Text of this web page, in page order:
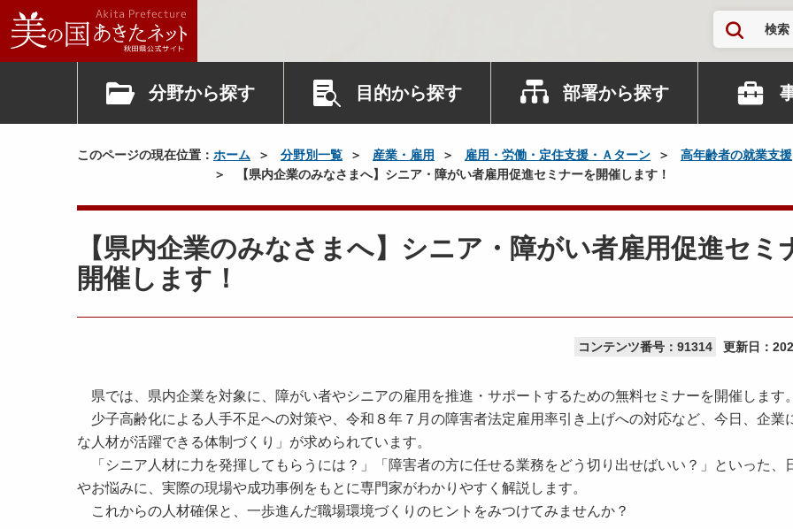
検索
分野から探す 目的から探す 部署から探す
このページの現在位置： ホーム 分野別一覧 産業・雇用 雇用・労働・定住支援・Ａターン
高年齢者の就業支援
【県内企業のみなさまへ】シニア・障がい者雇用促進セミナーを開催します！
【県内企業のみなさまへ】シニア・障がい者雇用促進セミ
開催します！
コンテンツ番号：91314 更新日：
県では、県内企業を対象に、障がい者やシニアの雇用を推進・サポートするための無料セミナーを開催します。
少子高齢化による人手不足への対策や、令和８年７月の障害者法定雇用率引き上げへの対応など、今日、企業
な人材が活躍できる体制づくり」が求められています。
「シニア人材に力を発揮してもらうには？」「障害者の方に任せる業務をどう切り出せばいい？」といった、
やお悩みに、実際の現場や成功事例をもとに専門家がわかりやすく解説します。
これからの人材確保と、一歩進んだ職場環境づくりのヒントをみつけてみませんか？